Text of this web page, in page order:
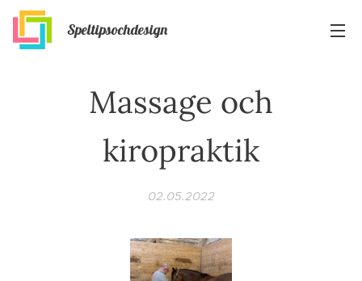
Speltipsochdesign
Massage och
kiropraktik
02.05.2022